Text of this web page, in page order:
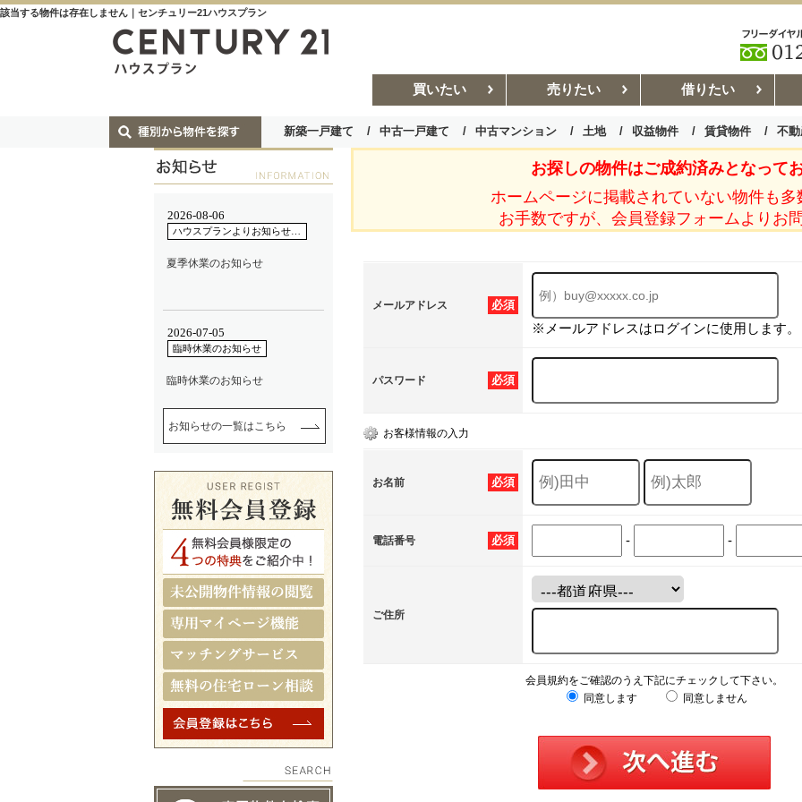
該当する物件は存在しません｜センチュリー21ハウスプラン
買いたい 売りたい 借りたい
新築一戸建て 中古一戸建て 中古マンション 土地 収益物件 賃貸物件 不
お部屋探しコラム 賃貸管理コ
お探しの物件はご成約済みとなってお
ホームページに掲載されていない物件も多
お手数ですが、会員登録フォームよりお
必須
メールアドレス
※メールアドレスはログインに使用します。
必須
パスワード
お客様情報の入力
必須
お名前
必須
電話番号 - -
ご住所
会員規約をご確認のうえ下記にチェックして下さい。
同意します
同意しません
お知らせの一覧はこちら